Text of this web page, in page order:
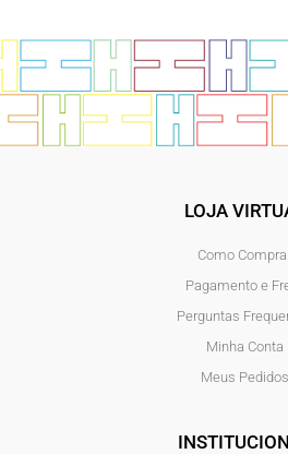
LOJA
Como
Pagamento e
Perguntas
Minha Conta
Meus Pedidos